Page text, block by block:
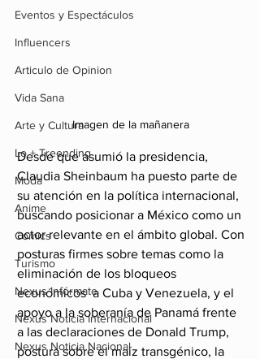
Eventos y Espectáculos
Influencers
Articulo de Opinion
Vida Sana
Arte y Cultura
Lo + Treending
Moda
Anime
Comics
Turismo
Nexus Infórmate
Nexus Noticia Internacional
Nexus Noticia Nacional
Imagen de la mañanera
Desde que asumió la presidencia,
Claudia Sheinbaum ha puesto parte de
su atención en la política internacional,
buscando posicionar a México como un
actor relevante en el ámbito global. Con
posturas firmes sobre temas como la
eliminación de los bloqueos
económicos  a Cuba y Venezuela, y el
apoyo a la soberanía de Panamá frente
a las declaraciones de Donald Trump,
postura sobre el maíz transgénico, la